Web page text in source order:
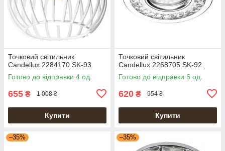
Точковий світильник
Candellux 2284170 SK-93
Готово до відправки 4 од.
655 ₴ 1 008 ₴
Купити
Точковий світильник
Candellux 2268705 SK-92
Готово до відправки 6 од.
620 ₴ 954 ₴
Купити
–35% –35%